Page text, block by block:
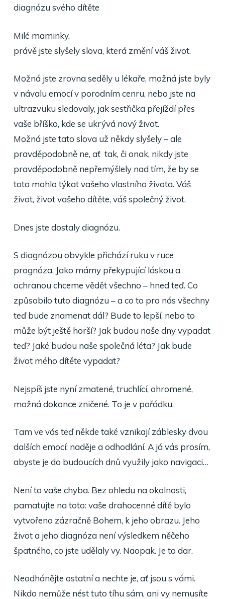
diagnózu svého dítěte
Milé maminky,
právě jste slyšely slova, která změní váš život.
Možná jste zrovna seděly u lékaře, možná jste byly
v návalu emocí v porodním cenru, nebo jste na
ultrazvuku sledovaly, jak sestřička přejíždí přes
vaše bříško, kde se ukrývá nový život.
Možná jste tato slova už někdy slyšely – ale
pravděpodobně ne, ať tak, či onak, nikdy jste
pravděpodobně nepřemýšlely nad tím, že by se
toto mohlo týkat vašeho vlastního života. Váš
život, život vašeho dítěte, váš společný život.
Dnes jste dostaly diagnózu.
S diagnózou obvykle přichází ruku v ruce
prognóza. Jako mámy překypující láskou a
ochranou chceme vědět všechno – hned teď. Co
způsobilo tuto diagnózu – a co to pro nás všechny
teď bude znamenat dál? Bude to lepší, nebo to
může být ještě horší? Jak budou naše dny vypadat
teď? Jaké budou naše společná léta? Jak bude
život mého dítěte vypadat?
Nejspíš jste nyní zmatené, truchlící, ohromené,
možná dokonce zničené. To je v pořádku.
Tam ve vás teď někde také vznikají záblesky dvou
dalších emocí: naděje a odhodlání. A já vás prosím,
abyste je do budoucích dnů využily jako navigaci…
Není to vaše chyba. Bez ohledu na okolnosti,
pamatujte na toto: vaše drahocenné dítě bylo
vytvořeno zázračně Bohem, k jeho obrazu. Jeho
život a jeho diagnóza není výsledkem něčeho
špatného, co jste udělaly vy. Naopak. Je to dar.
Neodhánějte ostatní a nechte je, ať jsou s vámi.
Nikdo nemůže nést tuto tíhu sám, ani vy nemusíte